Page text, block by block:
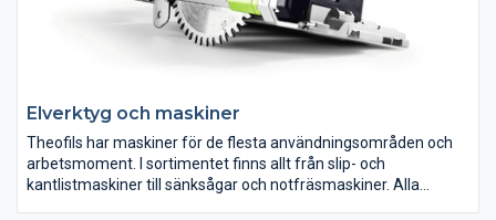
Elverktyg och maskiner
Theofils har maskiner för de flesta användningsområden och
arbetsmoment. I sortimentet finns allt från slip- och
kantlistmaskiner till sänksågar och notfräsmaskiner. Alla